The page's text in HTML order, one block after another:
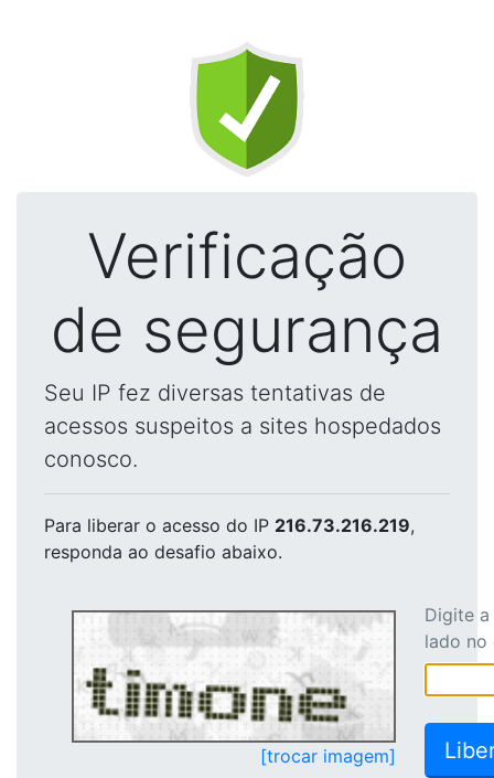
Verificação
de segurança
Seu IP fez diversas tentativas de
acessos suspeitos a sites hospedados
conosco.
Para liberar o acesso do IP 216.73.216.219,
responda ao desafio abaixo.
[trocar imagem]
Digite
lado no